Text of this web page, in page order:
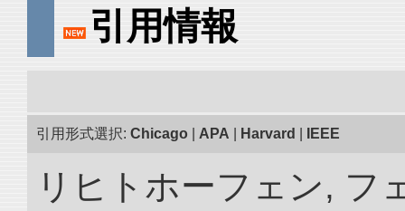
引用情報
引用形式選択: Chicago APA Harvard IEEE
リヒトホーフェン, フ